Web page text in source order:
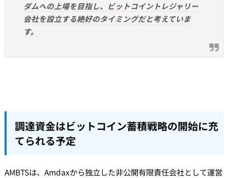
ダムへの上場を目指し、ビットコイントレジャリー
会社を設立する絶好のタイミングだと考えていま
す。
調達資金はビットコイン蓄積戦略の開始に充
てられる予定
AMBTSは、Amdaxから独立した非公開有限責任会社として運営